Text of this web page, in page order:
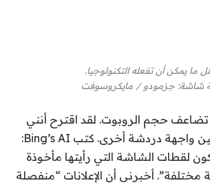
ما يمكن أن تفعله التكنولوجيا.
شاشة: جزمودو / مايكروسوفت
تضاعف حجم الروبوت. لقد اقترح أنني
كنت أخلط بينه وبين واجهة دردشة أخرى. كتب Bing’s AI:
لقطات الشاشة التي رأيتها مأخوذة
أخبرني أن الإعلانات “منفصلة